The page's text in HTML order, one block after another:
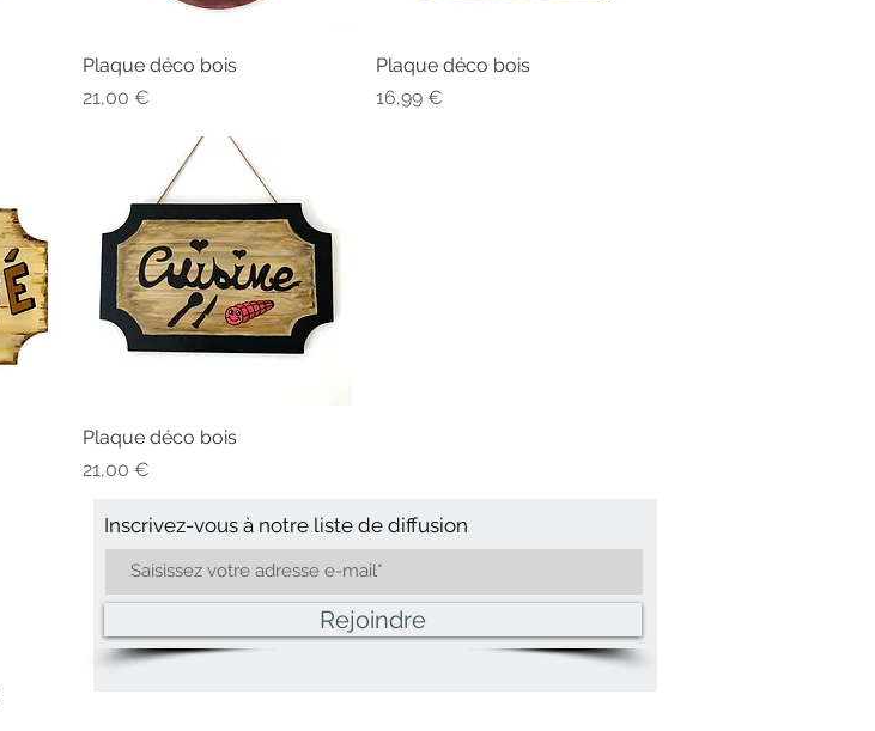
Aperçu rapide
Plaque déco bois
Prix
21,00 €
Aperçu rapide
Plaque déco bois
Prix
16,99 €
Aperçu rapide
Plaque déco bois
Prix
21,00 €
Inscrivez-vous à notre liste de diffusion
Rejoindre